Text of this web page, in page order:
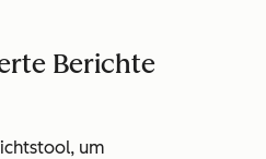
Berichte
um